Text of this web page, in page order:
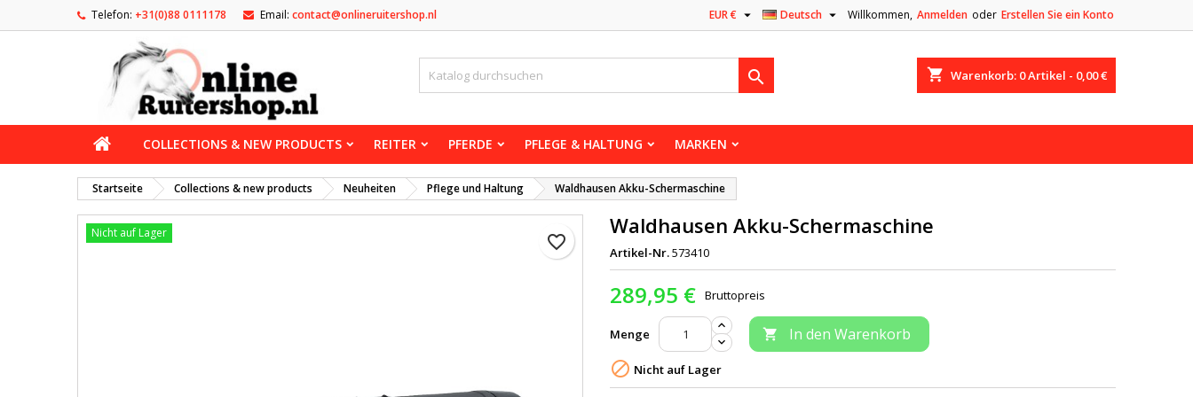
Telefon: +31(0)88 0111178 Email: contact@onlineruitershop.nl Willkommen, Anmelden oder Erstellen Sie ein Konto
Deutsch 
EUR € 
shopping_cart Warenkorb: 0Artikel - 0,00 €

COLLECTIONS & NEW PRODUCTS REITER PFERDE PFLEGE & HALTUNG MARKEN
Startseite Collections & new products Neuheiten Pflege und Haltung Waldhausen Akku-Schermaschine
favorite_border
Nicht auf Lager Waldhausen Akku-Schermaschine
Artikel-Nr.573410
289,95 € Bruttopreis
Menge  In den Warenkorb
 Nicht auf Lager